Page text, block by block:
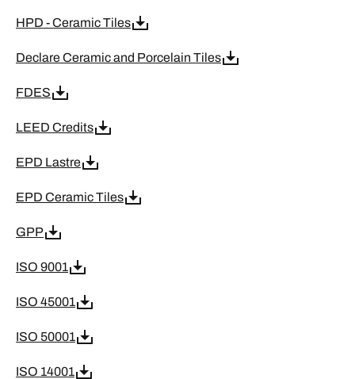
HPD - Ceramic Tiles
Declare Ceramic and Porcelain Tiles
FDES
LEED Credits
EPD Lastre
EPD Ceramic Tiles
GPP
ISO 9001
ISO 45001
ISO 50001
ISO 14001